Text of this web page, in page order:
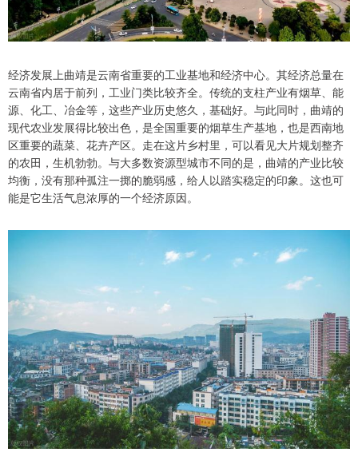
经济发展上曲靖是云南省重要的工业基地和经济中心。其经济总量在
云南省内居于前列，工业门类比较齐全。传统的支柱产业有烟草、能
源、化工、冶金等，这些产业历史悠久，基础好。与此同时，曲靖的
现代农业发展得比较出色，是全国重要的烟草生产基地，也是西南地
区重要的蔬菜、花卉产区。走在这片乡村里，可以看见大片规划整齐
的农田，生机勃勃。与大多数资源型城市不同的是，曲靖的产业比较
均衡，没有那种孤注一掷的脆弱感，给人以踏实稳定的印象。这也可
能是它生活气息浓厚的一个经济原因。